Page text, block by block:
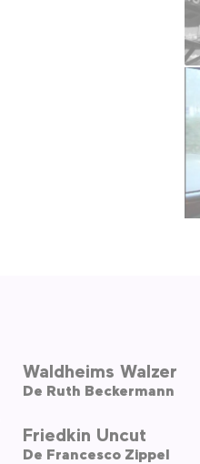
Waldheims Walzer
De Ruth Beckermann
Friedkin Uncut
De Francesco Zippel